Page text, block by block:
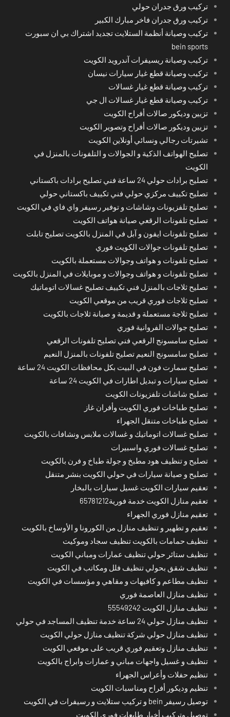
تركيب ورق جدران حولي
تركيب ورق جدران فاخر مبارك الكبير
تركيب وصيانة أنظمة الستلايت تجديد اشتراك بي ان سبورت
bein sports
تركيب وصيانة ريسيفرات آندرويد الكويت
تركيب وصيانة قطع غيار سيارات نيسان
تركيب وصيانة قطع غيار غسالات
تركيب وصيانة قطع غيار غسالات ال جي
تزيين وديكور صالات أفراح الكويت
تزيين وديكور صالات أفراح وتصوير الكويت
تشيرتات رجالي ونسائي أونلاين الكويت
تصليح الهواتف الذكية و الجوالات و التلفونات بالمنزل في
الكويت
تصليح برادات حولي 24 ساعة فني تصليح برادات باكستاني
تصليح تكييف مركزي حولي فني تكييف باكستاني حولي
تصليح تلفزيونات وشاشات و توفير رسيفر واي فاي في الكويت
تصليح تلفونات الرقعي صيانة هواتف الكويت
تصليح تلفونات ايفون و آبل في المنزل بالكويت تصليح تابلت
تصليح تلفونات جوالات الكويت فوري
تصليح تلفونات و هواتف وجوالات مستعملة بالكويت
تصليح تلفونات و هواتف وجوالات و موبايلات في المنزل بالكويت
تصليح ثلاجات بالمنزل فني تكييف تصليح غسالات اتوماتيك
تصليح ثلاجات فوري قريب من موقعي الكويت
تصليح ثلاجة مستعملة و قديمة و صيانة ثلاجات بالكويت
تصليح جوالات الفروانية فوري
تصليح سامسونج الرقعي فني تصليح تلفونات الرقعي
تصليح سامسونج النعيم تصليح تلفونات بالمنزل النعيم
تصليح سمارت فون في البيت بكل محافظات الكويت 24 ساعة
تصليح سيارات و تبديل اطارات في الكويت 24 ساعة
تصليح شاشات تلفزيونات الكويت
تصليح طباخات فوري الكويت وأفران غاز
تصليح طباخات متنقل الجهراء
تصليح غسالات اتوماتيك و غسالات ملابس ونشافات بالكويت
تصليح غسالات فوري واسبيرات
تصليح و تنظيف هود مطبخ و جولة طباخ و فرن بالكويت
تصليح و صيانة سيارات في حولي الكويت بنشر متنقل
تعقيم سيارات الكويت غسيل سيارات بالبخار
تعقيم منازل الكويت خدمة فورية65781212
تعقيم منازل فوري الجهراء
تعقيم و تطهير و تنظيف منازل من الكورونا و الأوساخ بالكويت
تنظيف حمامات بالكويت تنظيف سجاد وموكيت
تنظيف ستائر حولي تنظيف عمارات ومباني الكويت
تنظيف شقق بحولي تنظيف فلل ومكاتب في الكويت
تنظيف مطاعم و كافيهات و مقاهي و مؤسسات في الكويت
تنظيف منازل العاصمة فوري
تنظيف منازل الكويت 55549242
تنظيف منازل حولي 24 ساعة خدمة تنظيف المساجد في حولي
تنظيف منازل حولي شركة تنظيف منازل حولي الكويت
تنظيف منازل وتعقيم فوري قريب على موقعي الكويت
تنظيف و غسيل واجهات مباني و عمارات وابراج بالكويت
تنظيم حفلات وأعراس الجهراء
تنظيم وديكور أفراح ومناسبات الكويت
توصيل رسيفر bein و تركيب ستلايت و رسيفرات في الكويت
توصيل وتركيب أخبار طابعات فوري الكويت